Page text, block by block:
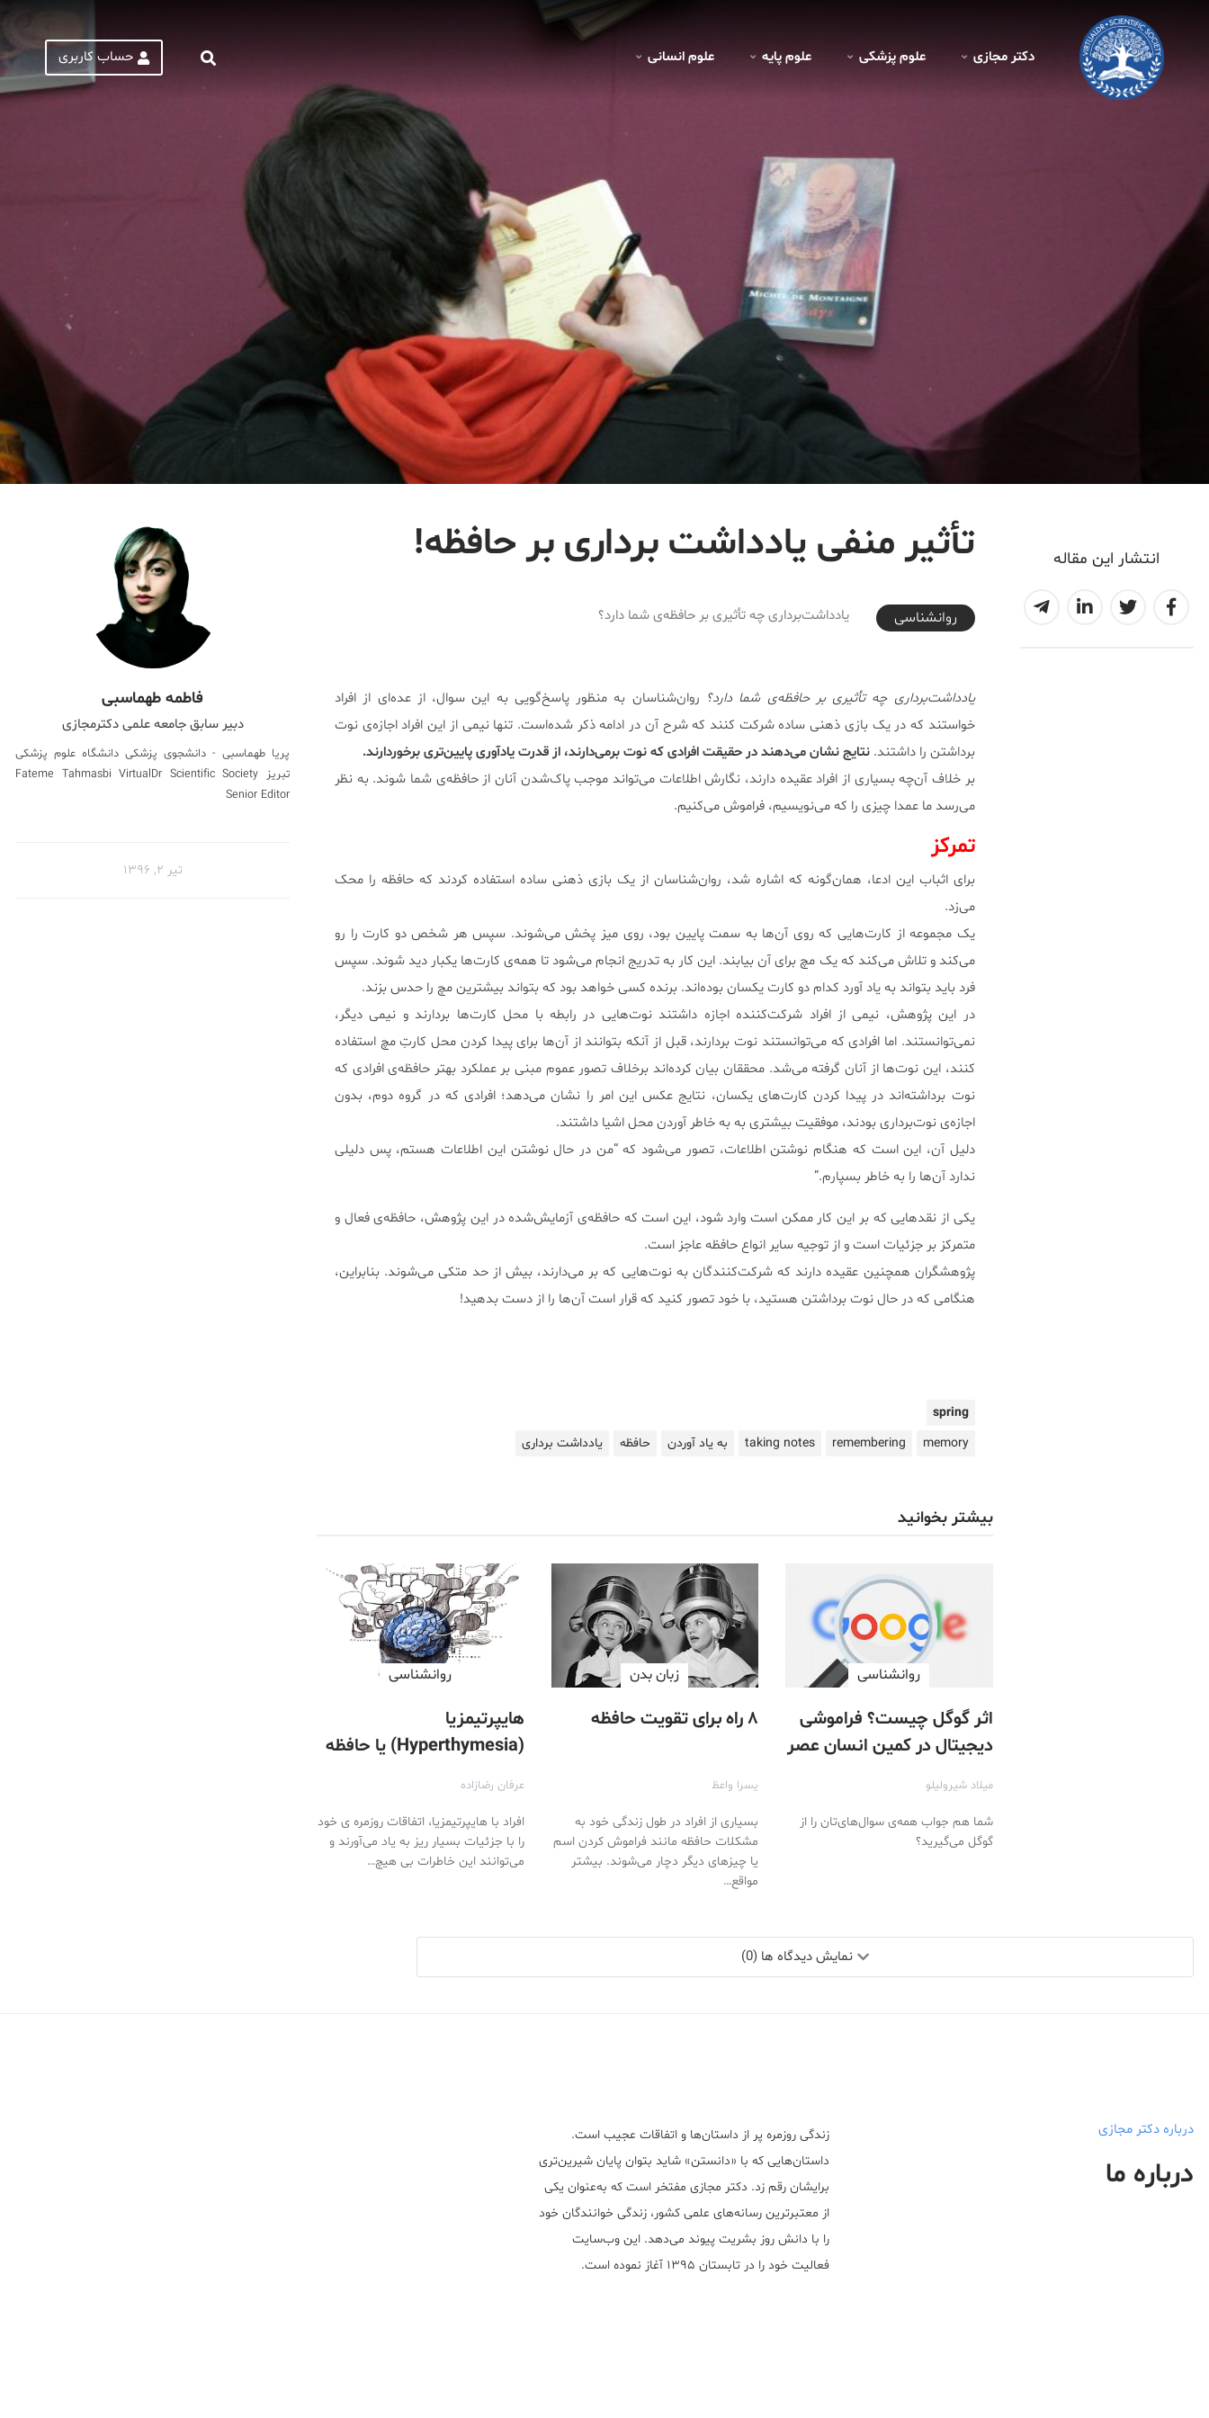
دکتر مجازی علوم پزشکی علوم پايه علوم انسانی حساب کاربری
انتشار این مقاله تأثیر منفی یادداشت برداری بر حافظه!
2017-06-23T21:43:00+04:30
روانشناسی یادداشت‌برداری چه تأثیری بر حافظه‌ی شما دارد؟
یادداشت‌برداری چه تأثیری بر حافظه‌ی شما دارد؟ روان‌شناسان به منظور پاسخ‌گویی به این سوال، از عده‌ای از افراد
خواستند که در یک بازی ذهنی ساده شرکت کنند که شرح آن در ادامه ذکر شده‌است. تنها نیمی از این افراد اجازه‌ی نوت
برداشتن را داشتند.نتایج نشان می‌دهند در حقیقت افرادی که نوت برمی‌دارند، از قدرت یادآوری پایین‌تری برخوردارند.
بر خلاف آن‌چه بسیاری از افراد عقیده دارند، نگارش اطلاعات می‌تواند موجب پاک‌شدن آنان از حافظه‌ی شما شوند. به نظر
می‌رسد ما عمدا چیزی را که می‌نویسیم، فراموش می‌کنیم.
تمرکز
برای اثباب این ادعا، همان‌گونه که اشاره شد، روان‌شناسان از یک بازی ذهنی ساده استفاده کردند که حافظه را محک
می‌زد.
یک مجموعه‌ از کارت‌هایی که روی آن‌ها به سمت پایین بود، روی میز پخش می‌شوند. سپس هر شخص دو کارت را رو
می‌کند و تلاش می‌کند که یک مچ برای آن بیابند. این کار به تدریج انجام می‌شود تا همه‌ی کارت‌ها یکبار دید شوند. سپس
فرد باید بتواند به یاد آورد کدام دو کارت یکسان بوده‌اند. برنده کسی خواهد بود که بتواند بیشترین مچ را حدس بزند.
در این پژوهش، نیمی از افراد شرکت‌کننده اجازه داشتند نوت‌هایی در رابطه با محل کارت‌ها بردارند و نیمی دیگر،
نمی‌توانستند. اما افرادی که می‌توانستند نوت بردارند، قبل از آنکه بتوانند از آن‌ها برای پیدا کردن محل کارتِ مچ استفاده
کنند، این نوت‌ها از آنان گرفته می‌شد. محققان بیان کرده‌اند برخلاف تصور عموم مبنی بر عملکرد بهتر حافظه‌ی افرادی که
نوت برداشته‌اند در پیدا کردن کارت‌های یکسان، نتایج عکس این امر را نشان می‌دهد؛ افرادی که در گروه دوم، بدون
اجازه‌ی نوت‌برداری بودند، موفقیت بیشتری به به خاطر آوردن محل اشیا داشتند.
دلیل آن، این است که هنگام نوشتن اطلاعات، تصور می‌شود که “من در حال نوشتن این اطلاعات هستم، پس دلیلی
ندارد آن‌ها را به‌ خاطر بسپارم.”
یکی از نقدهایی که بر این کار ممکن است وارد شود، این است که حافظه‌ی آزمایش‌شده در این پژوهش، حافظه‌ی فعال و
متمرکز بر جزئیات است و از توجیه سایر انواع حافظه عاجز است.
پژوهشگران همچنین عقیده‌ دارند که شرکت‌کنندگان به نوت‌هایی که بر می‌دارند، بیش‌ از حد متکی می‌شوند. بنابراین،
هنگامی که در حال نوت برداشتن هستید، با خود تصور کنید که قرار است آن‌ها را از دست بدهید!
spring
memory
remembering
taking notes به یاد آوردن حافظه یادداشت برداری
بیشتر بخوانید
روانشناسی
اثر گوگل چیست؟ فراموشی
دیجیتال در کمین انسان عصر
میلاد شیرولیلو
شما هم جواب همه‌ی سوال‌های‌تان را از
گوگل می‌گیرید؟
زبان بدن
۸ راه برای تقویت حافظه
یسرا واعظ
بسیاری از افراد در طول زندگی خود به
مشکلات حافظه مانند فراموش کردن اسم
یا چیز‌های دیگر دچار می‌شوند. بیشتر
مواقع…
روانشناسی
هایپرتیمزیا
(Hyperthymesia) یا حافظه
عرفان رضازاده
افراد با هایپرتیمزیا، اتفاقات روزمره‌ ی خود
را با جزئیات بسیار ریز به‌ یاد می‌آورند و
می‌توانند این خاطرات بی هیچ…
فاطمه طهماسبی
دبیر سابق جامعه علمی دکترمجازی
پریا طهماسبی - دانشجوی پزشکی دانشگاه علوم پزشکی
تبریز Fateme Tahmasbi VirtualDr Scientific Society
Senior Editor
تیر ۲, ۱۳۹۶
نمایش دیدگاه ها (0)
درباره دکتر مجازی
درباره ما
زندگی روزمره پر از داستان‌ها و اتفاقات عجیب است.
داستان‌هایی که با «دانستن» شاید بتوان پایان شیرین‌تری
برایشان رقم زد. دکتر مجازی مفتخر است که به‌عنوان یکی
از معتبر‌ترین رسانه‌های علمی کشور، زندگی خوانندگان خود
را با دانش روز بشریت پیوند می‌دهد. این وب‌سایت
فعالیت خود را در تابستان ۱۳۹۵ آغاز نموده است.